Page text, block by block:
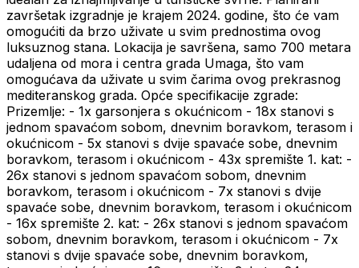
završetak izgradnje je krajem 2024. godine, što će vam
omogućiti da brzo uživate u svim prednostima ovog
luksuznog stana. Lokacija je savršena, samo 700 metara
udaljena od mora i centra grada Umaga, što vam
omogućava da uživate u svim čarima ovog prekrasnog
mediteranskog grada. Opće specifikacije zgrade:
Prizemlje: - 1x garsonjera s okućnicom - 18x stanovi s
jednom spavaćom sobom, dnevnim boravkom, terasom i
okućnicom - 5x stanovi s dvije spavaće sobe, dnevnim
boravkom, terasom i okućnicom - 43x spremište 1. kat: -
26x stanovi s jednom spavaćom sobom, dnevnim
boravkom, terasom i okućnicom - 7x stanovi s dvije
spavaće sobe, dnevnim boravkom, terasom i okućnicom
- 16x spremište 2. kat: - 26x stanovi s jednom spavaćom
sobom, dnevnim boravkom, terasom i okućnicom - 7x
stanovi s dvije spavaće sobe, dnevnim boravkom,